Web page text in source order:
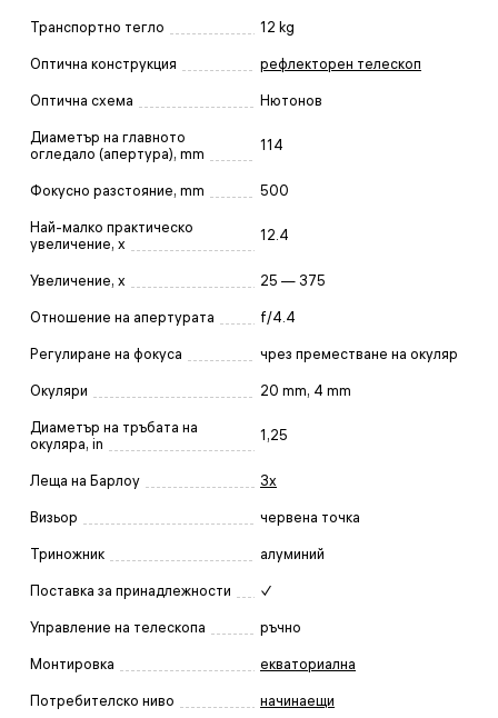
Транспортно тегло 12 kg
Оптична конструкция рефлекторен телескоп
Оптична схема Нютонов
Диаметър на главното
огледало (апертура), mm
114
Фокусно разстояние, mm 500
Най-малко практическо
увеличение, x
12.4
Увеличение, x 25 — 375
Отношение на апертурата f/4.4
Регулиране на фокуса чрез преместване на окуляр
Окуляри 20 mm, 4 mm
Диаметър на тръбата на
окуляра, in
1,25
Леща на Барлоу 3x
Визьор червена точка
Триножник алуминий
Поставка за принадлежности ✓
Управление на телескопа ръчно
Монтировка екваториална
Потребителско ниво начинаещи